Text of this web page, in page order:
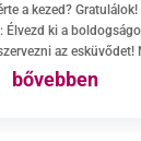
a kezed?
Élvezd ki a
az esküvődet!
bővebben